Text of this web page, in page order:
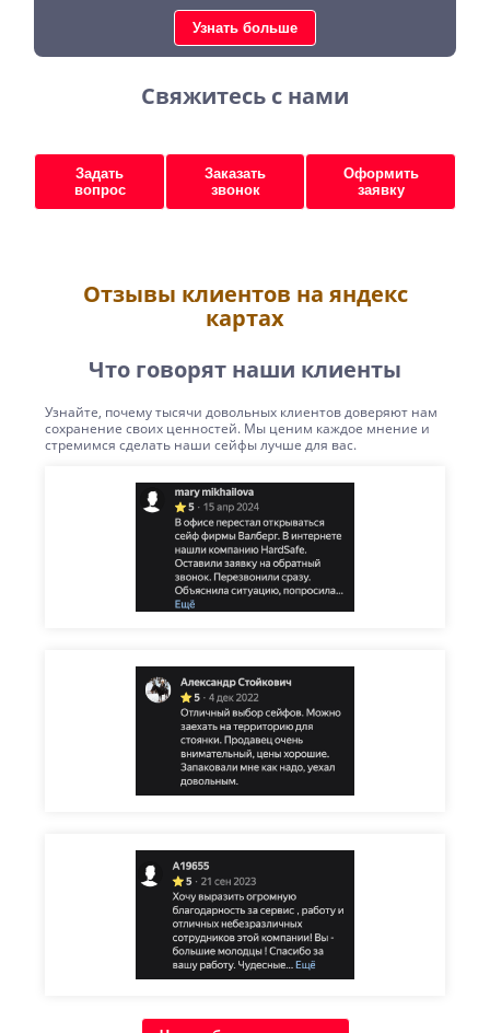
Узнать больше
Свяжитесь с нами
Задать
вопрос
Заказать
звонок
Оформить
заявку
Отзывы клиентов на яндекс
картах
Что говорят наши клиенты
Узнайте, почему тысячи довольных клиентов доверяют нам
сохранение своих ценностей. Мы ценим каждое мнение и
стремимся сделать наши сейфы лучше для вас.